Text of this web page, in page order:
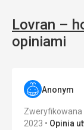
Lovran –
opiniami
Anonym
2023
Opinia